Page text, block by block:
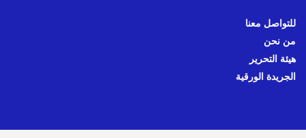
للتواصل معنا
من نحن
هيئة التحرير
الجريدة الورقية